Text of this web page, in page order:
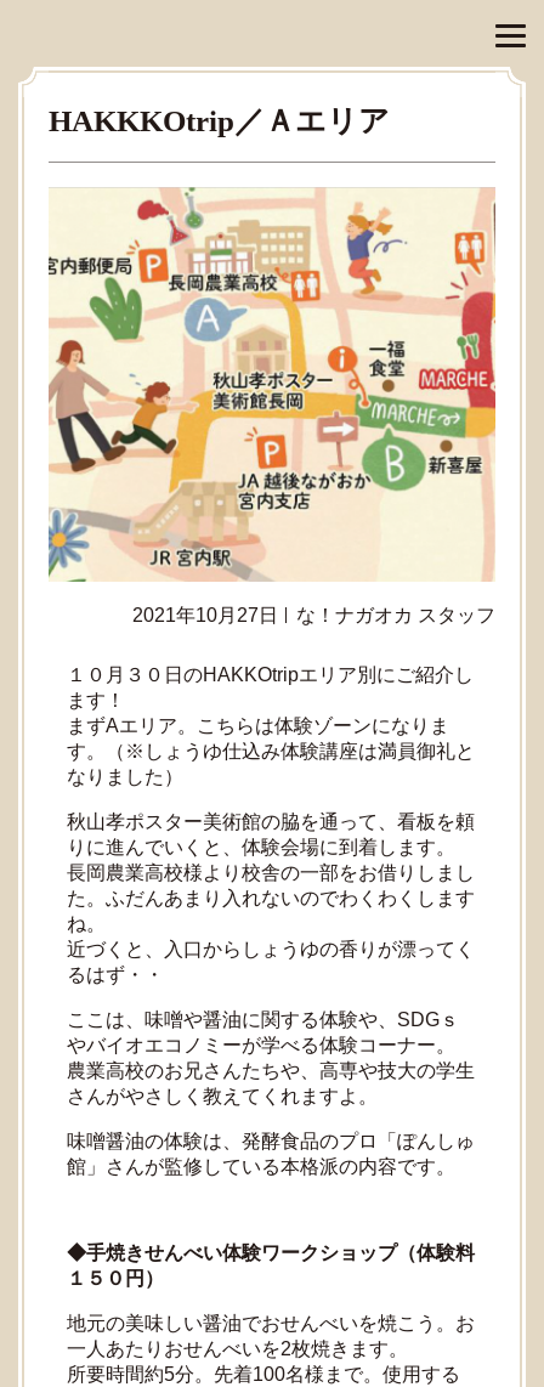
HAKKKOtrip／Ａエリア
2021年10月27日 な！ナガオカ スタッフ
１０月３０日のHAKKOtripエリア別にご紹介し
ます！
まずAエリア。こちらは体験ゾーンになりま
す。（※しょうゆ仕込み体験講座は満員御礼と
なりました）
秋山孝ポスター美術館の脇を通って、看板を頼
りに進んでいくと、体験会場に到着します。
長岡農業高校様より校舎の一部をお借りしまし
た。ふだんあまり入れないのでわくわくします
ね。
近づくと、入口からしょうゆの香りが漂ってく
るはず・・
ここは、味噌や醤油に関する体験や、SDGｓ
やバイオエコノミーが学べる体験コーナー。
農業高校のお兄さんたちや、高専や技大の学生
さんがやさしく教えてくれますよ。
味噌醤油の体験は、発酵食品のプロ「ぽんしゅ
館」さんが監修している本格派の内容です。
◆手焼きせんべい体験ワークショップ（体験料
１５０円）
地元の美味しい醤油でおせんべいを焼こう。お
一人あたりおせんべいを2枚焼きます。
所要時間約5分。先着100名様まで。使用する